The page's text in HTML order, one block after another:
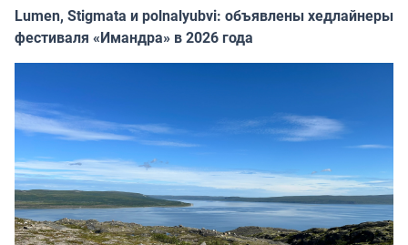
Lumen, Stigmata и polnalyubvi: объявлены хедлайнеры
фестиваля «Имандра» в 2026 года